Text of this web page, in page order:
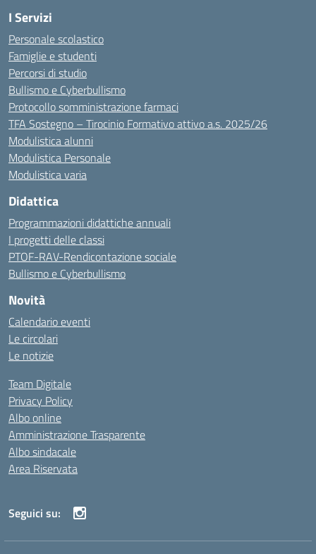
I Servizi
Personale scolastico
Famiglie e studenti
Percorsi di studio
Bullismo e Cyberbullismo
Protocollo somministrazione farmaci
TFA Sostegno – Tirocinio Formativo attivo a.s. 2025/26
Modulistica alunni
Modulistica Personale
Modulistica varia
Didattica
Programmazioni didattiche annuali
I progetti delle classi
PTOF-RAV-Rendicontazione sociale
Bullismo e Cyberbullismo
Novità
Calendario eventi
Le circolari
Le notizie
Team Digitale
Privacy Policy
Albo online
Amministrazione Trasparente
Albo sindacale
Area Riservata
Seguici su: